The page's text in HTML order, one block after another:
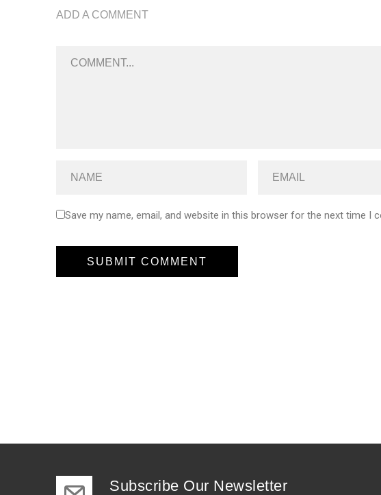
ADD A COMMENT
Save my name, email, and website in this browser for the next time I
Subscribe Our Newsletter